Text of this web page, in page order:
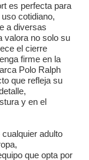
es perfecta para
cotidiano,
a diversas
valora no solo su
el cierre
firme en la
Polo Ralph
que refleja su
y en el
adulto
que opta por